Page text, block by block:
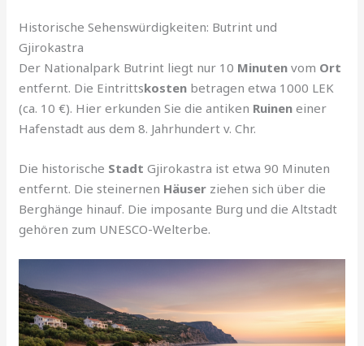
Historische Sehenswürdigkeiten: Butrint und
Gjirokastra
Der Nationalpark Butrint liegt nur 10 Minuten vom Ort
entfernt. Die Eintrittskosten betragen etwa 1000 LEK
(ca. 10 €). Hier erkunden Sie die antiken Ruinen einer
Hafenstadt aus dem 8. Jahrhundert v. Chr.
Die historische Stadt Gjirokastra ist etwa 90 Minuten
entfernt. Die steinernen Häuser ziehen sich über die
Berghänge hinauf. Die imposante Burg und die Altstadt
gehören zum UNESCO-Welterbe.